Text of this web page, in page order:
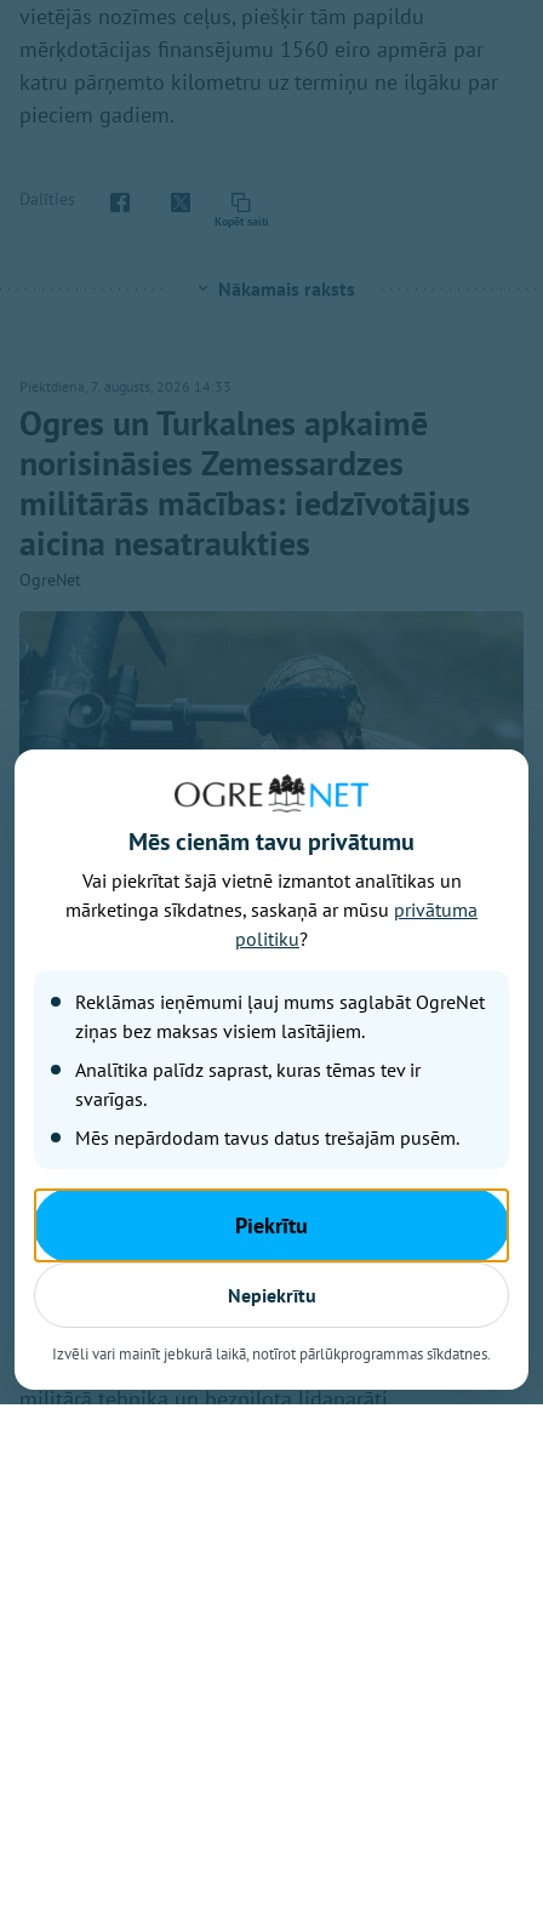
vietējās nozīmes ceļus, piešķir tām papildu
mērķdotācijas finansējumu 1560 eiro apmērā par
katru pārņemto kilometru uz termiņu ne ilgāku par
pieciem gadiem.
Dalīties
Kopēt saiti
Nākamais raksts
Piektdiena, 7. augusts, 2026 14:33
Ogres un Turkalnes apkaimē
norisināsies Zemessardzes
militārās mācības: iedzīvotājus
aicina nesatraukties
OgreNet
No 7. līdz 9. augustam Ogres militārajā bāzē un
Turkalnes mežos notiks Zemessardzes 2. Vidzemes
brigādes 54. kaujas atbalsta bataljona apmācības.
Iedzīvotāji tiek aicināti ar sapratni izturēties pret
īslaicīgiem trokšņiem un militārās tehnikas klātbūtni.
Kā informē Ogres 54. bataljona zemessargi platformā
"Facebook", trīs dienu garumā mācību norises vietās
un to apkaimē būs novērojama pastiprināta militārā
aktivitāte. Apmācību laikā būs redzami karavīri lauka
formastērpos, kuri pārvietosies ar taktisko ekipējumu
un ieročiem. Tāpat uzdevumu izpildē tiks iesaistīta
militārā tehnika un bezpilota lidaparāti.
Mēs cienām tavu privātumu
Vai piekrītat šajā vietnē izmantot analītikas un
mārketinga sīkdatnes, saskaņā ar mūsu privātuma
politiku?
Reklāmas ieņēmumi ļauj mums saglabāt OgreNet
ziņas bez maksas visiem lasītājiem.
Analītika palīdz saprast, kuras tēmas tev ir
svarīgas.
Mēs nepārdodam tavus datus trešajām pusēm.
Piekrītu
Nepiekrītu
Izvēli vari mainīt jebkurā laikā, notīrot pārlūkprogrammas sīkdatnes.